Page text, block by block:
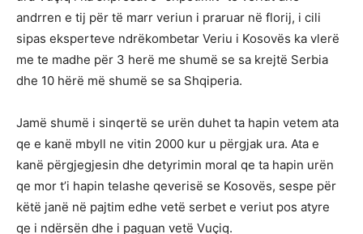
andrren e tij për të marr veriun i praruar në florij, i cili
sipas eksperteve ndrëkombetar Veriu i Kosovës ka vlerë
me te madhe për 3 herë me shumë se sa krejtë Serbia
dhe 10 hërë më shumë se sa Shqiperia.
Jamë shumë i sinqertë se urën duhet ta hapin vetem ata
qe e kanë mbyll ne vitin 2000 kur u përgjak ura. Ata e
kanë përgjegjesin dhe detyrimin moral qe ta hapin urën
qe mor t’i hapin telashe qeverisë se Kosovës, sespe për
këtë janë në pajtim edhe vetë serbet e veriut pos atyre
qe i ndërsën dhe i paguan vetë Vuçiq.